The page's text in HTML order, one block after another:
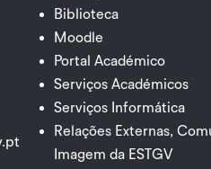
Biblioteca
Moodle
Portal Académico
Serviços Académicos
Serviços Informática
Relações Externas,
Imagem da ESTGV